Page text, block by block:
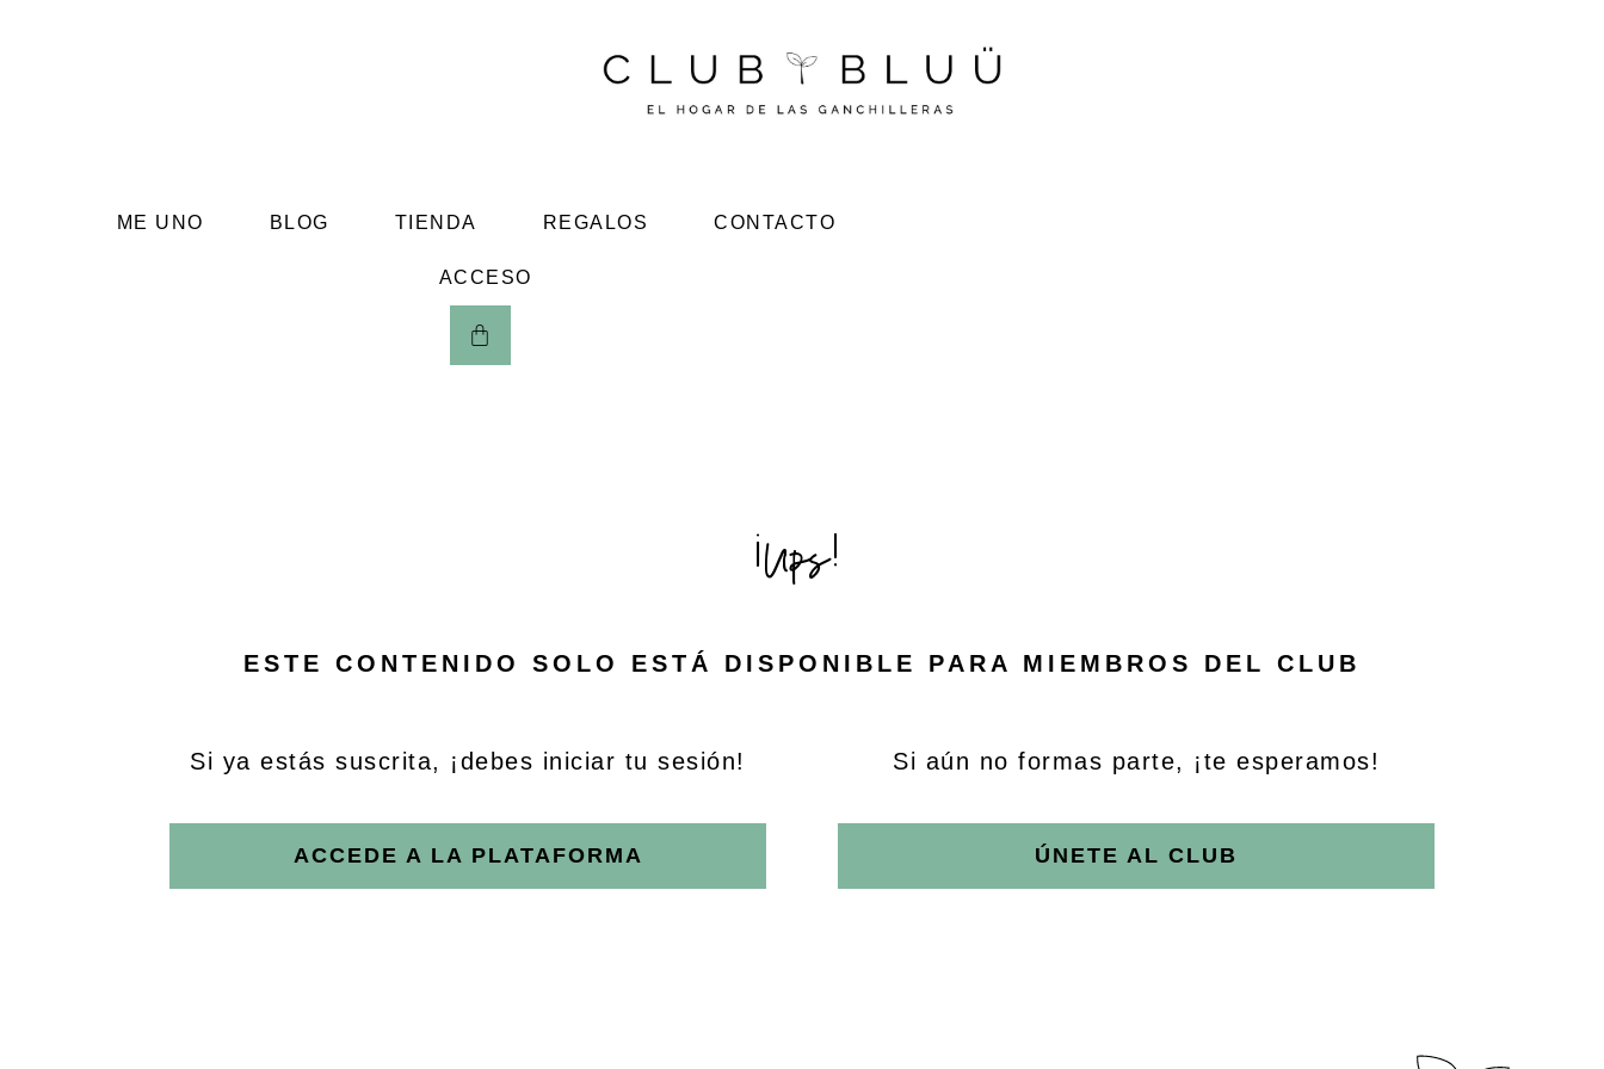
ME UNO BLOG TIENDA REGALOS CONTACTO
ACCESO
¡Ups!
ESTE CONTENIDO SOLO ESTÁ DISPONIBLE PARA MIEMBROS DEL CLUB
Si ya estás suscrita, ¡debes iniciar tu sesión!
ACCEDE A LA PLATAFORMA
Si aún no formas parte, ¡te esperamos!
ÚNETE AL CLUB